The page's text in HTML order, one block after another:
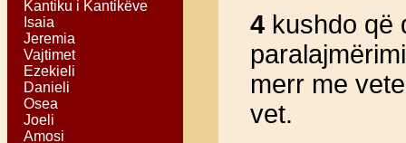
Kantiku i Kantikëve
Isaia
Jeremia
Vajtimet
Ezekieli
Danieli
Osea
Joeli
Amosi
4kushdo që
merr me
vet.